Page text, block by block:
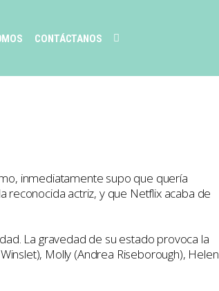
CONTÁCTANOS
inmediatamente supo que quería
reconocida actriz, y que Netflix acaba de
La gravedad de su estado provoca la
Molly (Andrea Riseborough), Helen